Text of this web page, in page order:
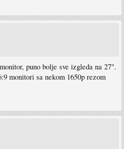
puno bolje sve izgleda na 27".
monitori sa nekom 1650p rezom